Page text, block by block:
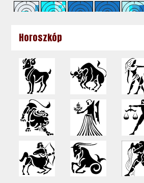
Horoszkóp